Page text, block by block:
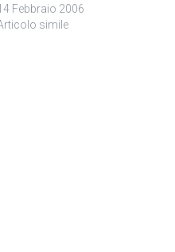
Febbraio 2006
simile